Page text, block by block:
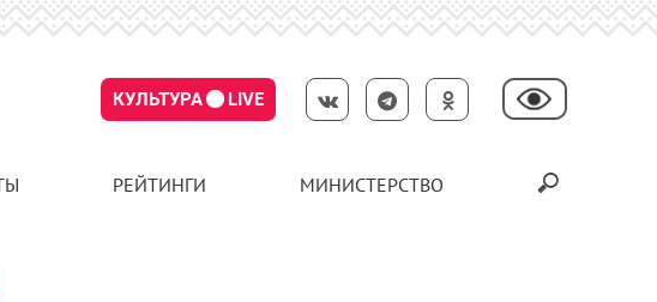
КУЛЬТУРА LIVE
РЕЙТИНГИ МИНИСТЕРСТВО